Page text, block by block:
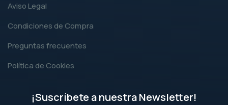
Aviso Legal
Condiciones de Compra
Preguntas frecuentes
Política de Cookies
¡Suscríbete a nuestra Newsletter!